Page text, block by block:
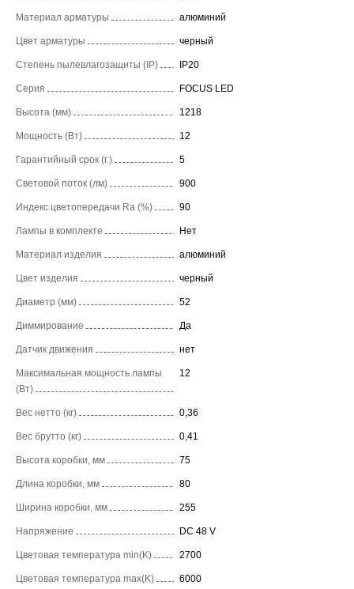
Материал арматуры алюминий
Цвет арматуры черный
Степень пылевлагозащиты (IP) IP20
Серия FOCUS LED
Высота (мм) 1218
Мощность (Вт) 12
Гарантийный срок (г.) 5
Световой поток (лм) 900
Индекс цветопередачи Ra (%) 90
Лампы в комплекте Нет
Материал изделия алюминий
Цвет изделия черный
Диаметр (мм) 52
Диммирование Да
Датчик движения нет
Максимальная мощность лампы
(Вт)
12
Вес нетто (кг) 0,36
Вес брутто (кг) 0,41
Высота коробки, мм 75
Длина коробки, мм 80
Ширина коробки, мм 255
Напряжение DC 48 V
Цветовая температура min(K) 2700
Цветовая температура max(K) 6000